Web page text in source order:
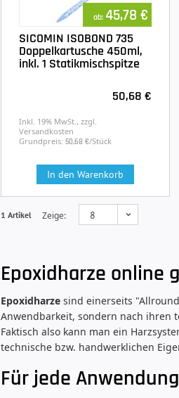
ab: 45,78 €
SICOMIN ISOBOND 735
Doppelkartusche 450ml,
inkl. 1 Statikmischspitze
50,68 €
Inkl. 19% MwSt., zzgl.
Versandkosten
Grundpreis: 50,68 €/Stück
In den Warenkorb
1 Artikel Zeige
Epoxidharze online
Epoxidharze sind einerseits
Anwendbarkeit, sondern nach ihren
Faktisch also kann man ein
technische bzw. handwerklichen
Für jede